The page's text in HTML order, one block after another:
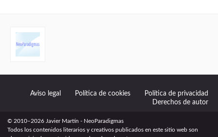
Aviso legal Política de cookies
Política de privacidad
Derechos de autor
© 2010–2026 Javier Martín - NeoParadigmas
Todos los contenidos literarios y creativos publicados en este sitio web son